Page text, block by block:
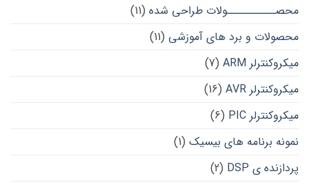
محصــــــــــولات طراحی شده (11)
محصولات و برد های آموزشی (11)
میکروکنترلر ARM
(7)
میکروکنترلر AVR
(16)
میکروکنترلر PIC
(6)
نمونه برنامه های بیسیک (1)
پردازنده ی DSP
(2)